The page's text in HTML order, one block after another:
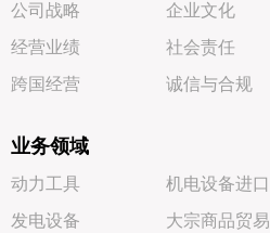
公司战略
经营业绩
跨国经营
企业文化
社会责任
诚信与合规
业务领域
动力工具
发电设备
机电设备进口
大宗商品贸易